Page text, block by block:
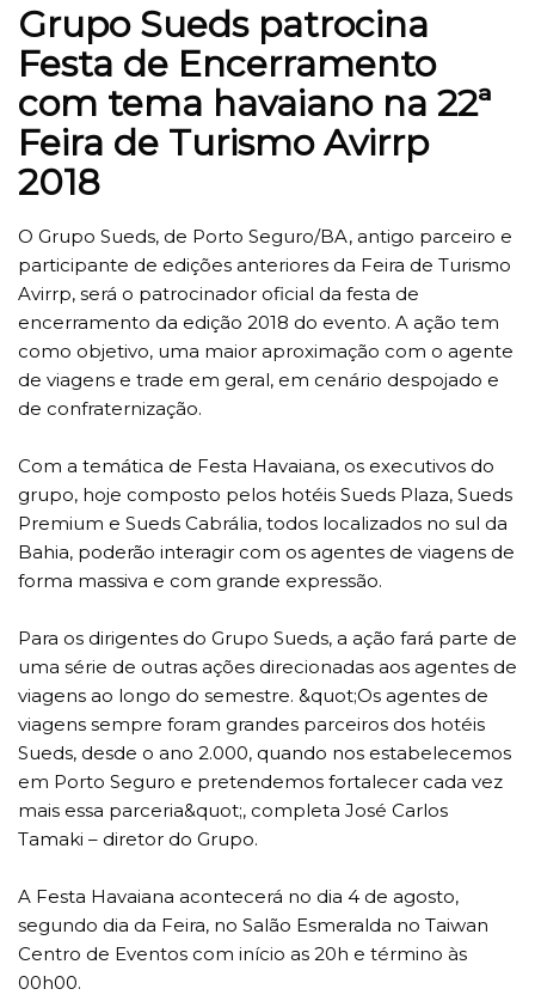
Grupo Sueds patrocina
Festa de Encerramento
com tema havaiano na 22ª
Feira de Turismo Avirrp
2018
O Grupo Sueds, de Porto Seguro/BA, antigo parceiro e
participante de edições anteriores da Feira de Turismo
Avirrp, será o patrocinador oficial da festa de
encerramento da edição 2018 do evento. A ação tem
como objetivo, uma maior aproximação com o agente
de viagens e trade em geral, em cenário despojado e
de confraternização.
Com a temática de Festa Havaiana, os executivos do
grupo, hoje composto pelos hotéis Sueds Plaza, Sueds
Premium e Sueds Cabrália, todos localizados no sul da
Bahia, poderão interagir com os agentes de viagens de
forma massiva e com grande expressão.
Para os dirigentes do Grupo Sueds, a ação fará parte de
uma série de outras ações direcionadas aos agentes de
viagens ao longo do semestre. &quot;Os agentes de
viagens sempre foram grandes parceiros dos hotéis
Sueds, desde o ano 2.000, quando nos estabelecemos
em Porto Seguro e pretendemos fortalecer cada vez
mais essa parceria&quot;, completa José Carlos
Tamaki – diretor do Grupo.
A Festa Havaiana acontecerá no dia 4 de agosto,
segundo dia da Feira, no Salão Esmeralda no Taiwan
Centro de Eventos com início as 20h e término às
00h00.